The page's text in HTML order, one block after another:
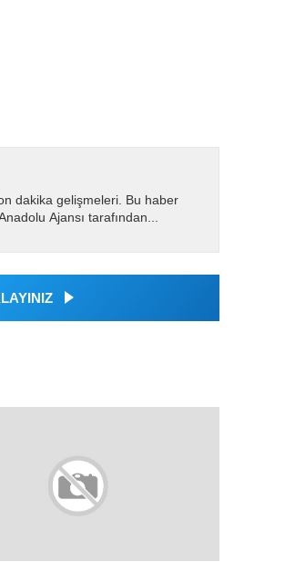
dakika gelişmeleri. Bu haber
Ajansı tarafından...